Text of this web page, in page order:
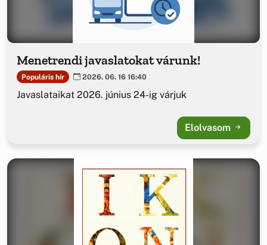
Menetrendi javaslatokat várunk!
Populáris hír 2026. 06. 16 16:40
Javaslataikat 2026. június 24-ig várjuk
Elolvasom